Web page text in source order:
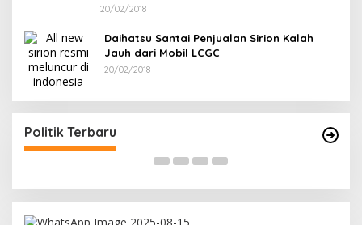
20/02/2018
Daihatsu Santai Penjualan Sirion Kalah
Jauh dari Mobil LCGC
20/02/2018
Politik Terbaru
Besar Bangkitkan Golkar Bangka Selatan
Di Bangka Selatan, Politik